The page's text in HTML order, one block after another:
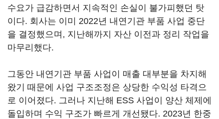
수요가 급감하면서 지속적인 손실이 불가피했던 탓
이다. 회사는 이미 2022년 내연기관 부품 사업 중단
을 결정했으며, 지난해까지 자산 이전과 정리 작업을
마무리했다.
그동안 내연기관 부품 사업이 매출 대부분을 차지해
왔기 때문에 사업 구조조정은 상당한 수익성 타격으
로 이어졌다. 그러나 지난해 ESS 사업이 양산 체제에
돌입하며 수익 구조가 빠르게 개선됐다. 2023년 한중